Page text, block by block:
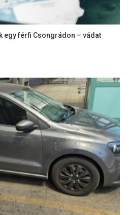
egy férfi Csongrádon – vádat